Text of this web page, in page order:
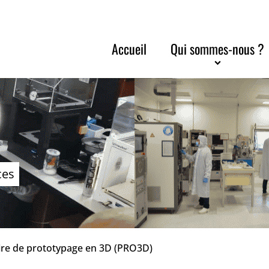
Accueil Qui sommes-nous ?
de prototypage en 3D (PRO3D)